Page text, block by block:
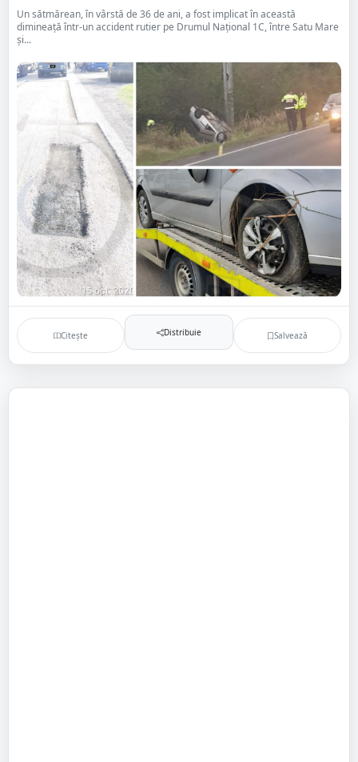
Un sătmărean, în vârstă de 36 de ani, a fost implicat în această
dimineață într-un accident rutier pe Drumul Național 1C, între Satu Mare
și...
Citește Distribuie Salvează